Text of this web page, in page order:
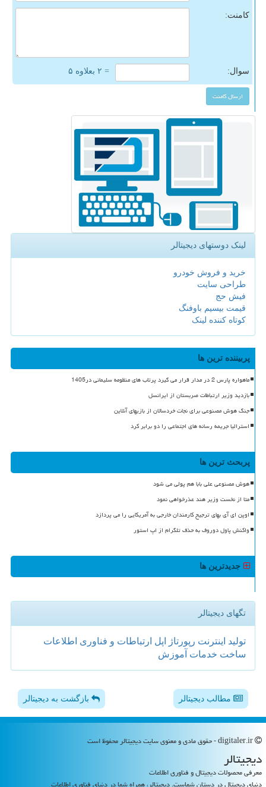
کامنت:
سوال: = ۲ بعلاوه ۵
لینک دوستهای دیجیتالر
خرید و فروش خودرو
طراحی سایت
فیش حج
قیمت بیسیم باوفنگ
کوتاه کننده لینک
پربیننده ترین ها
ماهواره پارس 2 در مدار قرار می گیرد پرتاب های منظومه سلیمانی در1405
بازدید وزیر ارتباطات صربستان از ایرانسل
جنگ هوش مصنوعی برای نجات خردسالان از بازیهای آنلاین
استرالیا جریمه رسانه های اجتماعی را دو برابر کرد
پربحث ترین ها
هوش مصنوعی علی بابا هم پولی می شود
متا از نخست وزیر هند عذرخواهی نمود
اوپن ای آی بهای ترجیح کارمندان خارجی به آمریکایی را می پردازد
واکنش پاول دوروف به حذف تلگرام از اپ استور
جدیدترین ها
تگهای دیجیتالر
تولید اینترنت رپورتاژ اپل ارتباطات و فناوری اطلاعات
ساخت خدمات آموزش
مطالب دیجیتالر بازگشت به دیجیتالر
دیجیتالر
معرفی محصولات دیجیتال و فناوری اطلاعات
دنیای دیجیتال در دستان شماست. دیجیتالر، همراه شما در دنیای فناوری اطلاعات